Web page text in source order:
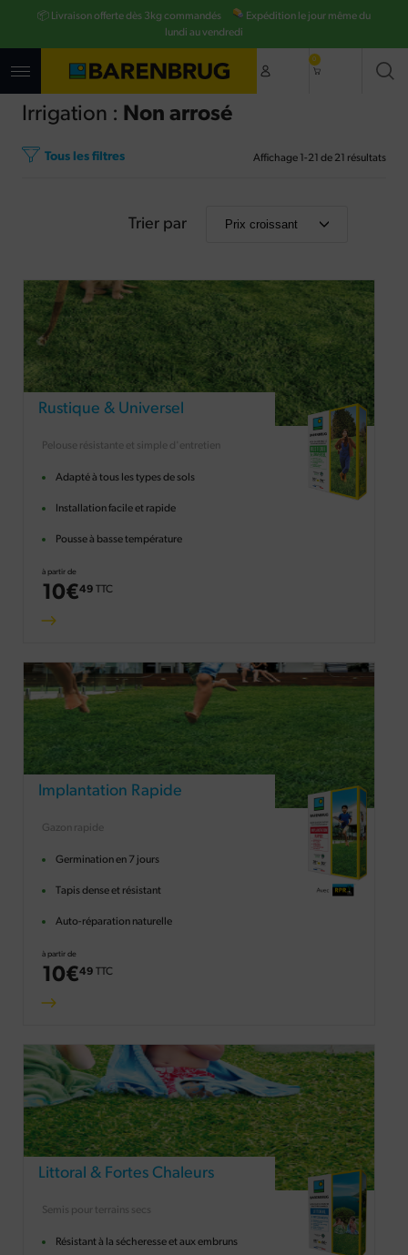
📦 Livraison offerte dès 3kg commandés
Expédition le jour même du
lundi au vendredi
0
Irrigation : Non arrosé
Affichage 1 -21 de 21 résultats
Tous les filtres
Trier par
Rustique & Universel
Pelouse résistante et simple d'entretien
Adapté à tous les types de sols
Installation facile et rapide
Pousse à basse température
à partir de
10€49 TTC
Implantation Rapide
Gazon rapide
Germination en 7 jours
Tapis dense et résistant
Auto-réparation naturelle
à partir de
10€49 TTC
Littoral & Fortes Chaleurs
Semis pour terrains secs
Résistant à la sécheresse et aux embruns